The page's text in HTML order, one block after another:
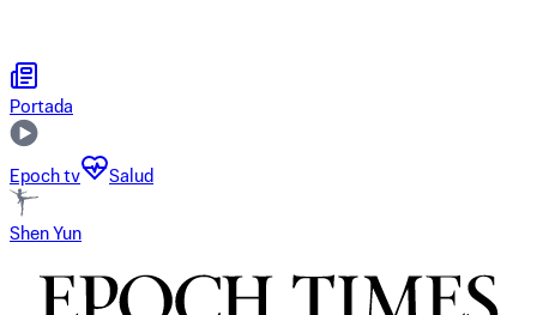
Portada
Epoch tv Salud
Shen Yun